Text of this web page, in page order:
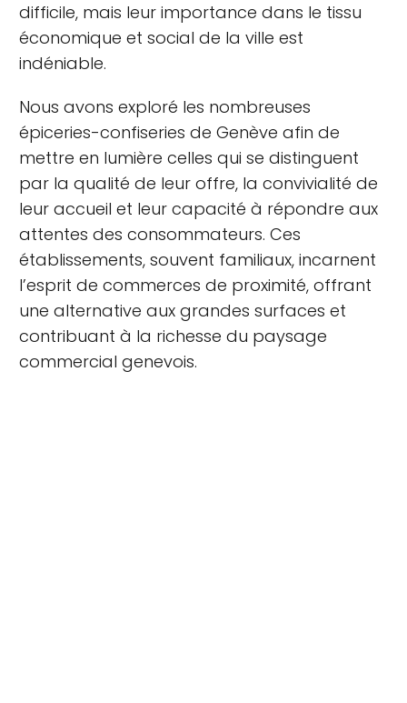
difficile, mais leur importance dans le tissu
économique et social de la ville est
indéniable.
Nous avons exploré les nombreuses
épiceries-confiseries de Genève afin de
mettre en lumière celles qui se distinguent
par la qualité de leur offre, la convivialité de
leur accueil et leur capacité à répondre aux
attentes des consommateurs. Ces
établissements, souvent familiaux, incarnent
l’esprit de commerces de proximité, offrant
une alternative aux grandes surfaces et
contribuant à la richesse du paysage
commercial genevois.